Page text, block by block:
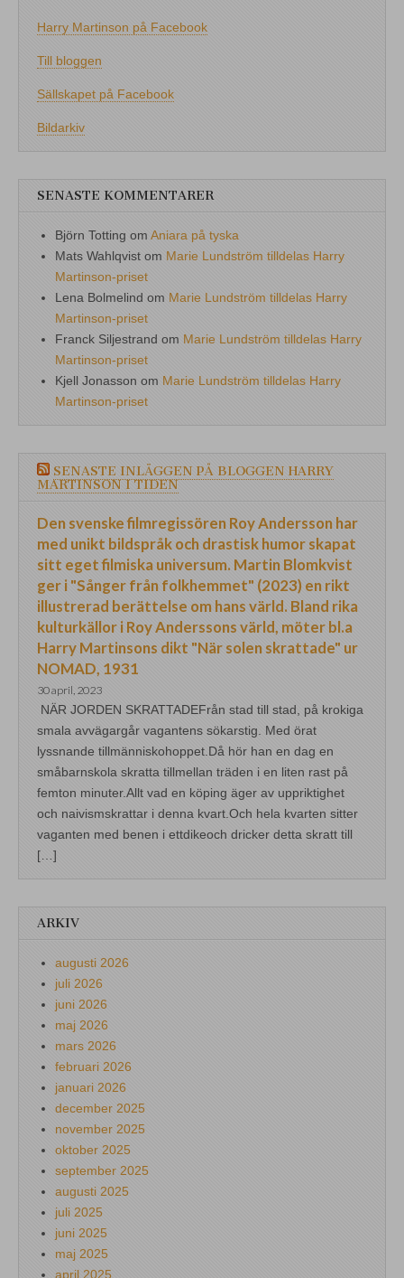
Harry Martinson på Facebook
Till bloggen
Sällskapet på Facebook
Bildarkiv
SENASTE KOMMENTARER
Björn Totting om Aniara på tyska
Mats Wahlqvist om Marie Lundström tilldelas Harry
Martinson-priset
Lena Bolmelind om Marie Lundström tilldelas Harry
Martinson-priset
Franck Siljestrand om Marie Lundström tilldelas Harry
Martinson-priset
Kjell Jonasson om Marie Lundström tilldelas Harry
Martinson-priset
SENASTE INLÄGGEN PÅ BLOGGEN HARRY
MARTINSON I TIDEN
Den svenske filmregissören Roy Andersson har
med unikt bildspråk och drastisk humor skapat
sitt eget filmiska universum. Martin Blomkvist
ger i "Sånger från folkhemmet" (2023) en rikt
illustrerad berättelse om hans värld. Bland rika
kulturkällor i Roy Anderssons värld, möter bl.a
Harry Martinsons dikt "När solen skrattade" ur
NOMAD, 1931
30 april, 2023
NÄR JORDEN SKRATTADEFrån stad till stad, på krokiga
smala avvägargår vagantens sökarstig. Med örat
lyssnande tillmänniskohoppet.Då hör han en dag en
småbarnskola skratta tillmellan träden i en liten rast på
femton minuter.Allt vad en köping äger av uppriktighet
och naivismskrattar i denna kvart.Och hela kvarten sitter
vaganten med benen i ettdikeoch dricker detta skratt till
[…]
ARKIV
augusti 2026
juli 2026
juni 2026
maj 2026
mars 2026
februari 2026
januari 2026
december 2025
november 2025
oktober 2025
september 2025
augusti 2025
juli 2025
juni 2025
maj 2025
april 2025